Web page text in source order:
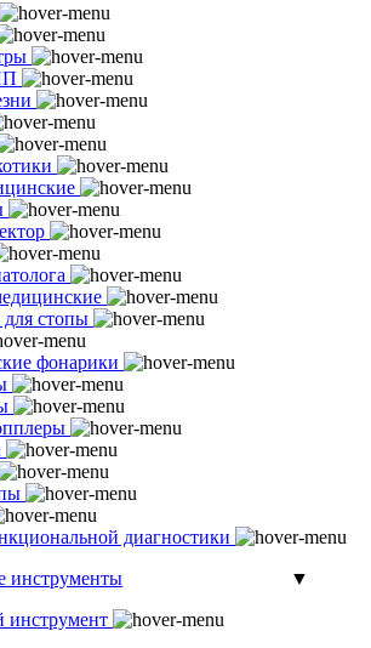
стопы
фонарики
диагностики
инструменты
▼